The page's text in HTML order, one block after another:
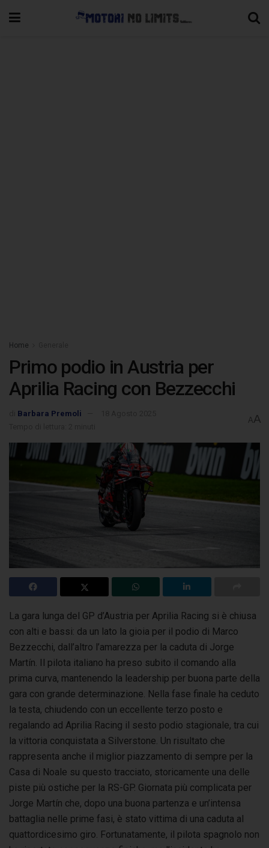
Home
Primo podio in Austria per
Aprilia Racing con Bezzecchi
Barbara Premoli
AA
La gara lunga del GP d’Austria per Aprilia Racing si è chiusa
con alti e bassi: da un lato la gioia per il podio di Marco
Bezzecchi, dall’altro l’amarezza per la caduta di Jorge
Martín. Il pilota italiano ha preso subito il comando alla
prima curva, mantenendo la leadership per buona parte della
gara con grande determinazione. Nella fase finale ha ceduto
la testa, chiudendo con un eccellente terzo posto e
regalando ad Aprilia Racing il sesto podio stagionale, tra cui
la vittoria conquistata a Silverstone. Un risultato che
rappresenta anche il miglior piazzamento di sempre per la
Casa di Noale su questo tracciato, storicamente una delle
piste più ostiche per la RS-GP. Giornata più complicata per
Jorge Martín che, dopo una buona partenza e un’intensa
battaglia nelle prime fasi, è stato vittima di una caduta al
quattordicesimo giro. Fortunatamente, il pilota spagnolo non